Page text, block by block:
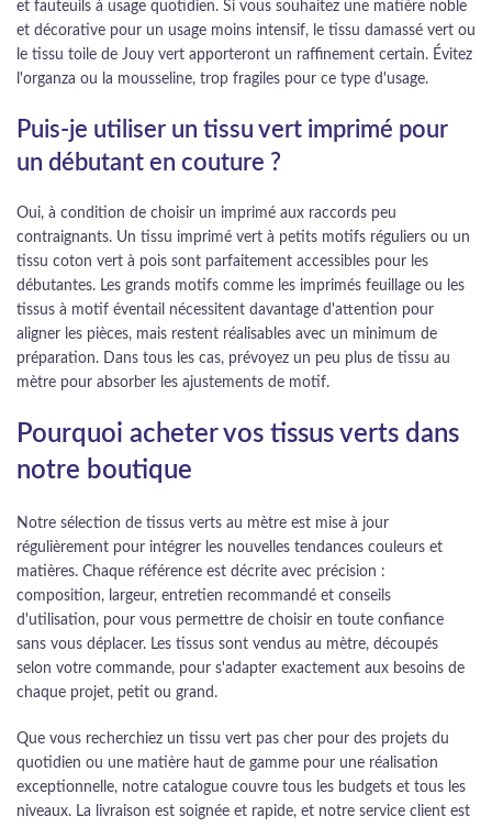
et fauteuils à usage quotidien. Si vous souhaitez une matière noble
et décorative pour un usage moins intensif, le tissu damassé vert ou
le tissu toile de Jouy vert apporteront un raffinement certain. Évitez
l'organza ou la mousseline, trop fragiles pour ce type d'usage.
Puis-je utiliser un tissu vert imprimé pour
un débutant en couture ?
Oui, à condition de choisir un imprimé aux raccords peu
contraignants. Un tissu imprimé vert à petits motifs réguliers ou un
tissu coton vert à pois sont parfaitement accessibles pour les
débutantes. Les grands motifs comme les imprimés feuillage ou les
tissus à motif éventail nécessitent davantage d'attention pour
aligner les pièces, mais restent réalisables avec un minimum de
préparation. Dans tous les cas, prévoyez un peu plus de tissu au
mètre pour absorber les ajustements de motif.
Pourquoi acheter vos tissus verts dans
notre boutique
Notre sélection de tissus verts au mètre est mise à jour
régulièrement pour intégrer les nouvelles tendances couleurs et
matières. Chaque référence est décrite avec précision :
composition, largeur, entretien recommandé et conseils
d'utilisation, pour vous permettre de choisir en toute confiance
sans vous déplacer. Les tissus sont vendus au mètre, découpés
selon votre commande, pour s'adapter exactement aux besoins de
chaque projet, petit ou grand.
Que vous recherchiez un tissu vert pas cher pour des projets du
quotidien ou une matière haut de gamme pour une réalisation
exceptionnelle, notre catalogue couvre tous les budgets et tous les
niveaux. La livraison est soignée et rapide, et notre service client est